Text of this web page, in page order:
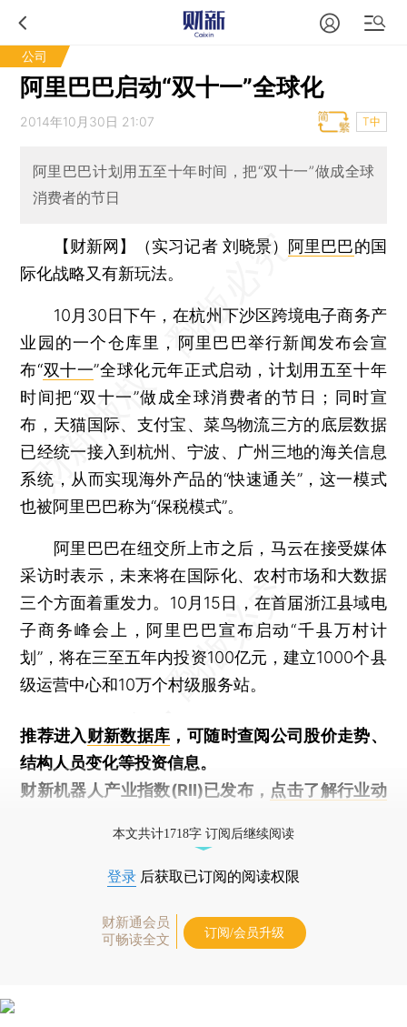
公司
阿里巴巴启动“双十一”全球化
2014年10月30日 21:07 T中
阿里巴巴计划用五至十年时间，把“双十一”做成全球
消费者的节日
【财新网】（实习记者 刘晓景） 阿里巴巴的国
际化战略又有新玩法。
10月30日下午，在杭州下沙区跨境电子商务产
业园的一个仓库里，阿里巴巴举行新闻发布会宣
布“双十一”全球化元年正式启动，计划用五至十年
时间把“双十一”做成全球消费者的节日；同时宣
布，天猫国际、支付宝、菜鸟物流三方的底层数据
已经统一接入到杭州、宁波、广州三地的海关信息
系统，从而实现海外产品的“快速通关”，这一模式
也被阿里巴巴称为“保税模式”。
阿里巴巴在纽交所上市之后，马云在接受媒体
采访时表示，未来将在国际化、农村市场和大数据
三个方面着重发力。10月15日，在首届浙江县域电
子商务峰会上，阿里巴巴宣布启动“千县万村计
划”，将在三至五年内投资100亿元，建立1000个县
级运营中心和10万个村级服务站。
推荐进入财新数据库 ，可随时查阅公司股价走势、
结构人员变化等投资信息。
财新机器人产业指数(RII)已发布， 点击了解行业动
本文共计1718字 订阅后继续阅读
登录 后获取已订阅的阅读权限
财新通会员
可畅读全文
订阅/会员升级